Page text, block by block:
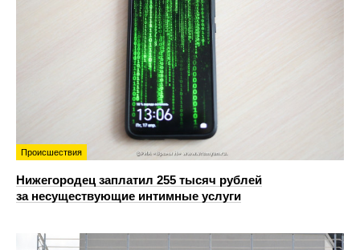
Происшествия
Нижегородец заплатил 255 тысяч рублей
за несуществующие интимные услуги